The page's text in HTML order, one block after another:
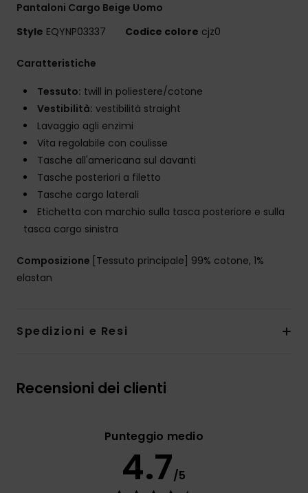
Pantaloni Cargo Beige Uomo
Style EQYNP03337 Codice colore cjz0
Caratteristiche
Tessuto: twill in poliestere/cotone
Vestibilità: vestibilità straight
Lavaggio agli enzimi
Vita regolabile con coulisse
Tasche all'americana sul davanti
Tasche posteriori a filetto
Tasche cargo laterali
Etichetta con marchio sulla tasca posteriore e sulla
tasca cargo sinistra
Composizione [Tessuto principale] 99% cotone, 1%
elastan
Spedizioni e Resi
Recensioni dei clienti
Punteggio medio
4.7/5